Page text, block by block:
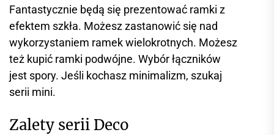
Fantastycznie będą się prezentować ramki z
efektem szkła. Możesz zastanowić się nad
wykorzystaniem ramek wielokrotnych. Możesz
też kupić ramki podwójne. Wybór łączników
jest spory. Jeśli kochasz minimalizm, szukaj
serii mini.
Zalety serii Deco